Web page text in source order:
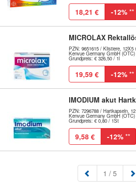
18,21 € -12% **
MICROLAX
PZN: 9651615 / Klistiere, 12X5
Kenvue Germany GmbH (OTC)
Grundpreis: € 326,50 / 1l
19,59 € -12% **
IMODIUM akut
PZN: 7296788 / Hartkapseln,
Kenvue Germany GmbH (OTC)
Grundpreis: € 0,80 / 1St
9,58 € -12% **
1 (aktuell)
/ 5